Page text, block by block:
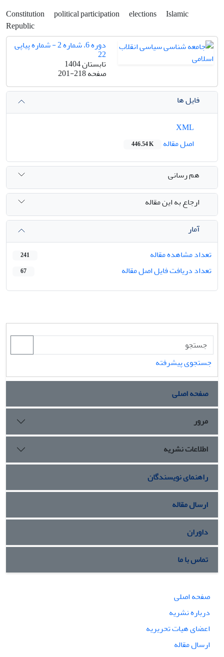
Constitution political participation elections
Islamic
Republic
دوره 6، شماره 2 - شماره پیاپی
22
تابستان 1404
صفحه201-218
فایل ها
اصل مقاله
446.54 K
هم رسانی
ارجاع به این مقاله
آمار
تعداد مشاهده مقاله
241
تعداد دریافت فایل اصل مقاله 67
جستجوی پیشرفته
صفحه اصلی
مرور
اطلاعات نشریه
راهنمای نویسندگان
ارسال مقاله
داوران
تماس با ما
صفحه اصلی
درباره نشریه
اعضای هیات تحریریه
ارسال مقاله